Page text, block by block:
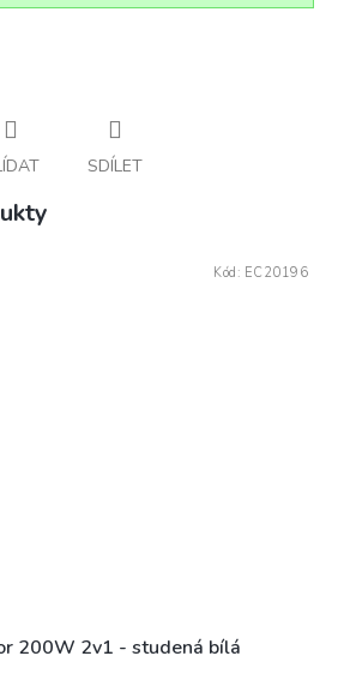
SDÍLET
200W 2v1 - studená bílá
Kód: EC20196